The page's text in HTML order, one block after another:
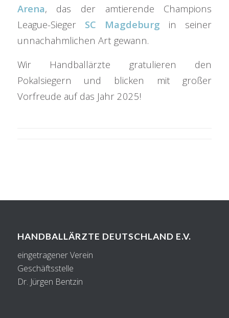
Arena, das der amtierende Champions
League-Sieger SC Magdeburg in seiner
unnachahmlichen Art gewann.
Wir Handballärzte gratulieren den
Pokalsiegern und blicken mit großer
Vorfreude auf das Jahr 2025!
HANDBALLÄRZTE DEUTSCHLAND E.V.
eingetragener Verein
Geschäftsstelle
Dr. Jürgen Bentzin